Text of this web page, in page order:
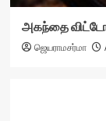
அகந்தை
ஜெயராமசர்மா